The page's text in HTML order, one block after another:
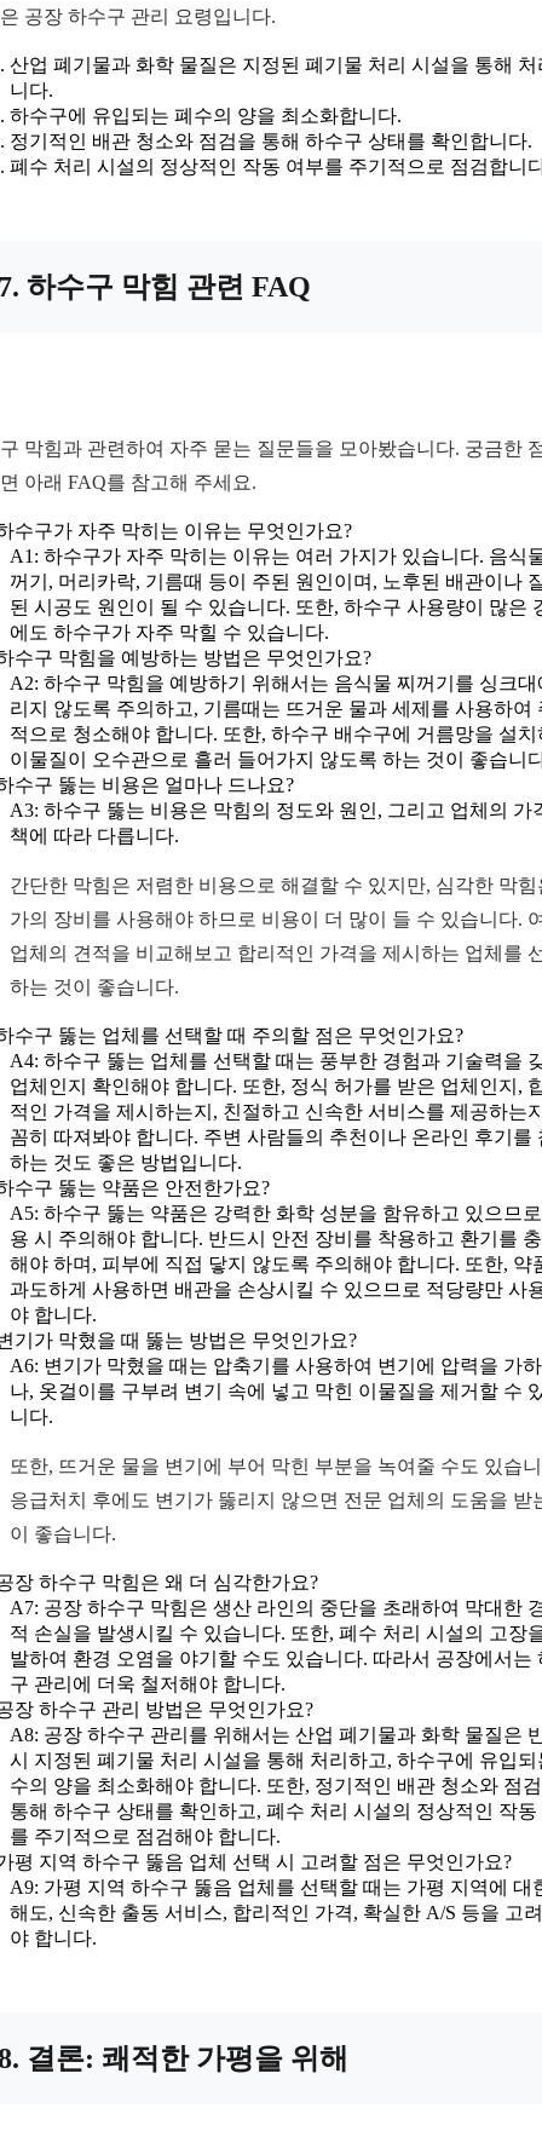
공장 하수구 관리 요령입니다.
산업 폐기물과 화학 물질은 지정된 폐기물 처리 시설을 통해 처
니다.
하수구에 유입되는 폐수의 양을 최소화합니다.
정기적인 배관 청소와 점검을 통해 하수구 상태를 확인합니다.
폐수 처리 시설의 정상적인 작동 여부를 주기적으로 점검합니
하수구 막힘 관련 FAQ
막힘과 관련하여 자주 묻는 질문들을 모아봤습니다. 궁금한
아래 FAQ를 참고해 주세요.
수구가 자주 막히는 이유는 무엇인가요?
A1: 하수구가 자주 막히는 이유는 여러 가지가 있습니다. 음식
꺼기, 머리카락, 기름때 등이 주된 원인이며, 노후된 배관이나
된 시공도 원인이 될 수 있습니다. 또한, 하수구 사용량이 많은
에도 하수구가 자주 막힐 수 있습니다.
수구 막힘을 예방하는 방법은 무엇인가요?
A2: 하수구 막힘을 예방하기 위해서는 음식물 찌꺼기를 싱크대
리지 않도록 주의하고, 기름때는 뜨거운 물과 세제를 사용하여
적으로 청소해야 합니다. 또한, 하수구 배수구에 거름망을 설치
이물질이 오수관으로 흘러 들어가지 않도록 하는 것이 좋습니
수구 뚫는 비용은 얼마나 드나요?
A3: 하수구 뚫는 비용은 막힘의 정도와 원인, 그리고 업체의 가
책에 따라 다릅니다.
간단한 막힘은 저렴한 비용으로 해결할 수 있지만, 심각한 막힘
가의 장비를 사용해야 하므로 비용이 더 많이 들 수 있습니다.
업체의 견적을 비교해보고 합리적인 가격을 제시하는 업체를
하는 것이 좋습니다.
수구 뚫는 업체를 선택할 때 주의할 점은 무엇인가요?
A4: 하수구 뚫는 업체를 선택할 때는 풍부한 경험과 기술력을
업체인지 확인해야 합니다. 또한, 정식 허가를 받은 업체인지,
적인 가격을 제시하는지, 친절하고 신속한 서비스를 제공하는
꼼히 따져봐야 합니다. 주변 사람들의 추천이나 온라인 후기를
하는 것도 좋은 방법입니다.
수구 뚫는 약품은 안전한가요?
A5: 하수구 뚫는 약품은 강력한 화학 성분을 함유하고 있으므
용 시 주의해야 합니다. 반드시 안전 장비를 착용하고 환기를
해야 하며, 피부에 직접 닿지 않도록 주의해야 합니다. 또한, 약
과도하게 사용하면 배관을 손상시킬 수 있으므로 적당량만 사
야 합니다.
기가 막혔을 때 뚫는 방법은 무엇인가요?
A6: 변기가 막혔을 때는 압축기를 사용하여 변기에 압력을 가
나, 옷걸이를 구부려 변기 속에 넣고 막힌 이물질을 제거할 수
니다.
또한, 뜨거운 물을 변기에 부어 막힌 부분을 녹여줄 수도 있습
응급처치 후에도 변기가 뚫리지 않으면 전문 업체의 도움을 받
이 좋습니다.
장 하수구 막힘은 왜 더 심각한가요?
A7: 공장 하수구 막힘은 생산 라인의 중단을 초래하여 막대한
적 손실을 발생시킬 수 있습니다. 또한, 폐수 처리 시설의 고장
발하여 환경 오염을 야기할 수도 있습니다. 따라서 공장에서는
구 관리에 더욱 철저해야 합니다.
장 하수구 관리 방법은 무엇인가요?
A8: 공장 하수구 관리를 위해서는 산업 폐기물과 화학 물질은
시 지정된 폐기물 처리 시설을 통해 처리하고, 하수구에 유입되
수의 양을 최소화해야 합니다. 또한, 정기적인 배관 청소와 점
통해 하수구 상태를 확인하고, 폐수 처리 시설의 정상적인 작동
를 주기적으로 점검해야 합니다.
평 지역 하수구 뚫음 업체 선택 시 고려할 점은 무엇인가요?
A9: 가평 지역 하수구 뚫음 업체를 선택할 때는 가평 지역에 대
해도, 신속한 출동 서비스, 합리적인 가격, 확실한 A/S 등을 고
야 합니다.
결론: 쾌적한 가평을 위해